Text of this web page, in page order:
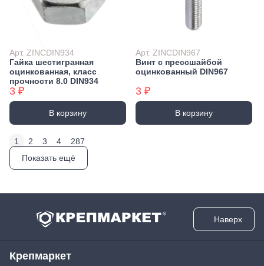
Арт. ZINCDIN934
Гайка шестигранная
оцинкованная, класс
прочности 8.0 DIN934
3 ₽
В корзину
Арт. ZINCDIN967
Винт с прессшайбой
оцинкованный DIN967
3 ₽
В корзину
1 2 3 4
287
Показать ещё
Наверх
Крепмаркет